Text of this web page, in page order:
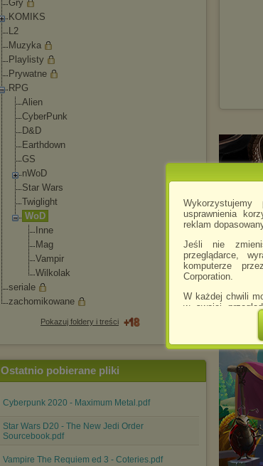
usprawnienia
reklam
Jeśli nie
przeglądarce,
komputerze
Corporation.
W każdej chwili
w swojej
Jednocześnie
spowodować
W przypadku
prosimy o
Wykorzystanie
(dostosowanie
marketingowych).
Wyrażenie
będzie
wyświetlona
Gry
KOMIKS
L2
Muzyka
Playlisty
Prywatne
RPG
Alien
CyberPunk
D&D
Earthdown
GS
nWoD
Star Wars
Twiglight
WoD
Inne
Mag
Vampir
Wilkolak
seriale
zachomikowane
Pokazuj foldery i treści
Ostatnio pobierane pliki
Cyberpunk 2020 - Maximum Metal.pdf
Star Wars D20 - The New Jedi Order
Sourcebook.pdf
Vampire The Requiem ed 3 - Coteries.pdf